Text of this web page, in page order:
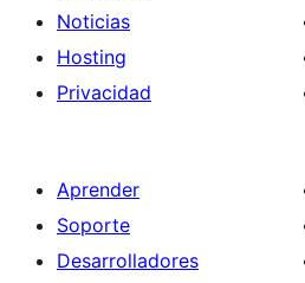
Noticias
Hosting
Privacidad
Aprender
Soporte
Desarrolladores